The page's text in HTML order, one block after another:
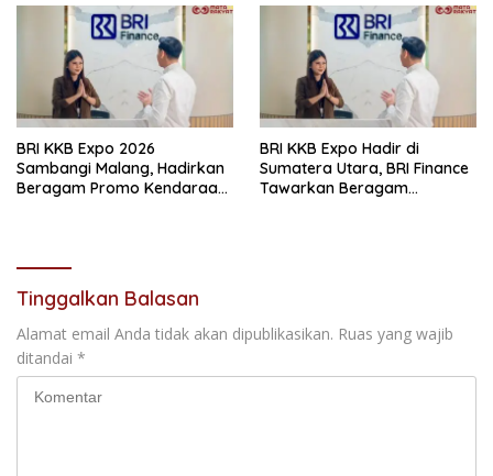
Semester I 2026
BRI KKB Expo 2026
Sambangi Malang, Hadirkan
Beragam Promo Kendaraan
BRI KKB Expo Hadir di
Sumatera Utara, BRI Finance
Tawarkan Beragam
Tinggalkan Balasan
Alamat email Anda tidak akan dipublikasikan. Ruas yang wajib
ditandai *